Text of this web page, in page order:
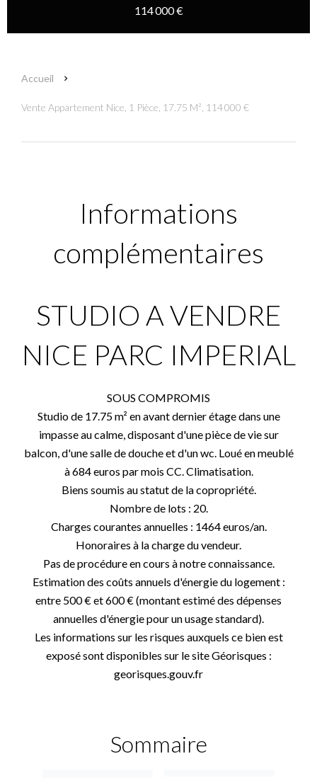
114 000 €
Accueil
Vente Appartement Nice, 1 Pièce, 17.75 M², 114 000 €
Informations
complémentaires
STUDIO A VENDRE
NICE PARC IMPERIAL
SOUS COMPROMIS
Studio de 17.75 m² en avant dernier étage dans une
impasse au calme, disposant d'une pièce de vie sur
balcon, d'une salle de douche et d'un wc. Loué en meublé
à 684 euros par mois CC. Climatisation.
Biens soumis au statut de la copropriété.
Nombre de lots : 20.
Charges courantes annuelles : 1464 euros/an.
Honoraires à la charge du vendeur.
Pas de procédure en cours à notre connaissance.
Estimation des coûts annuels d'énergie du logement :
entre 500 € et 600 € (montant estimé des dépenses
annuelles d'énergie pour un usage standard).
Les informations sur les risques auxquels ce bien est
exposé sont disponibles sur le site Géorisques :
georisques.gouv.fr
Sommaire